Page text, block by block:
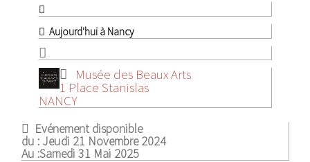
Aujourd'hui à Nancy
Musée des Beaux Arts
1 Place Stanislas
NANCY
Evénement disponible
du : Jeudi 21 Novembre 2024
Au :Samedi 31 Mai 2025